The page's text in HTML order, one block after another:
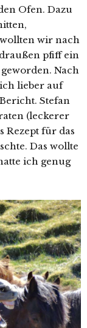
Ofen. Dazu
wir nach
pfiff ein
Nach
lieber auf
Stefan
(leckerer
Rezept für das
Das wollte
ich genug